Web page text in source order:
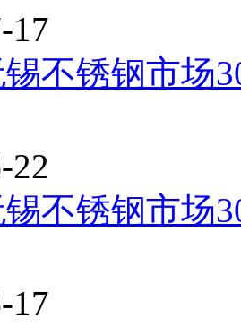
17
不锈钢市场
22
不锈钢市场
17